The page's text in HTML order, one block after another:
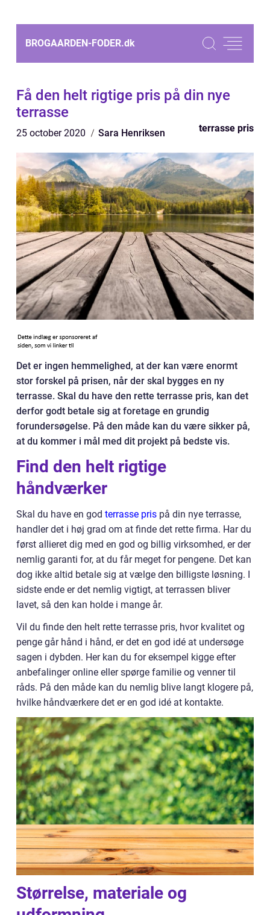
BROGAARDEN-FODER.dk
Få den helt rigtige pris på din nye
terrasse
25 october 2020 Sara Henriksen terrasse pris
Det er ingen hemmelighed, at der kan være enormt
stor forskel på prisen, når der skal bygges en ny
terrasse. Skal du have den rette terrasse pris, kan det
derfor godt betale sig at foretage en grundig
forundersøgelse. På den måde kan du være sikker på,
at du kommer i mål med dit projekt på bedste vis.
Find den helt rigtige
håndværker
Skal du have en god terrasse pris på din nye terrasse,
handler det i høj grad om at finde det rette firma. Har du
først allieret dig med en god og billig virksomhed, er der
nemlig garanti for, at du får meget for pengene. Det kan
dog ikke altid betale sig at vælge den billigste løsning. I
sidste ende er det nemlig vigtigt, at terrassen bliver
lavet, så den kan holde i mange år.
Vil du finde den helt rette terrasse pris, hvor kvalitet og
penge går hånd i hånd, er det en god idé at undersøge
sagen i dybden. Her kan du for eksempel kigge efter
anbefalinger online eller spørge familie og venner til
råds. På den måde kan du nemlig blive langt klogere på,
hvilke håndværkere det er en god idé at kontakte.
Størrelse, materiale og